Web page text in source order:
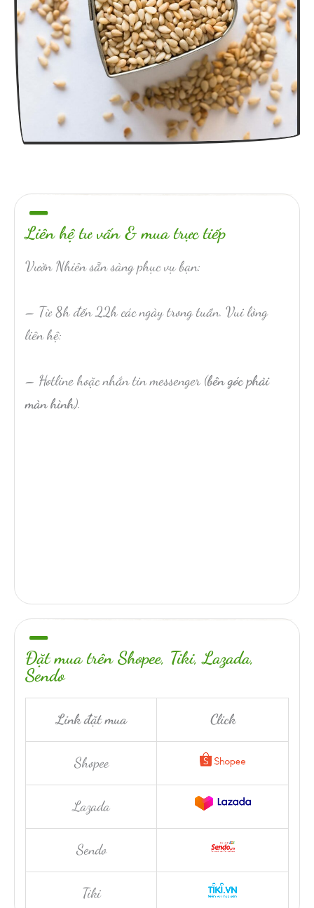
Liên hệ tư vấn & mua trực tiếp
Vườn Nhiên sẵn sàng phục vụ bạn:
– Từ 8h đến 22h các ngày trong tuần. Vui lòng
liên hệ:
– Hotline hoặc nhắn tin messenger (bên góc phải
màn hình).
Đặt mua trên Shopee, Tiki, Lazada,
Sendo
Link đặt mua Click
Shopee
Lazada
Sendo
Tiki